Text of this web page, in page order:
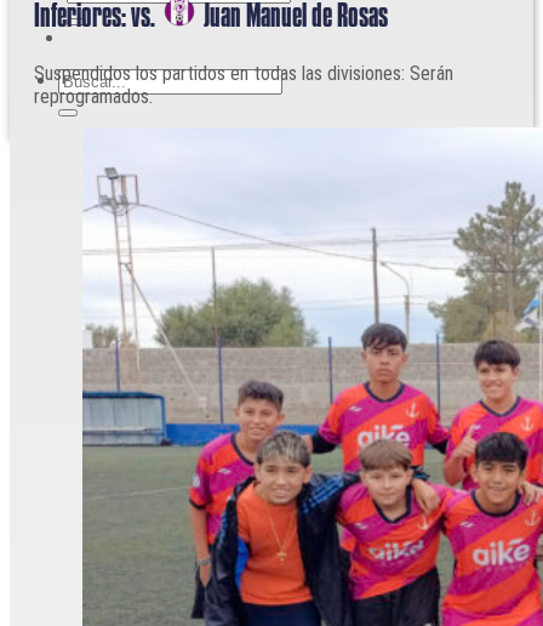
Inferiores: vs. Juan Manuel de Rosas
Suspendidos los partidos en todas las divisiones: Serán
reprogramados.